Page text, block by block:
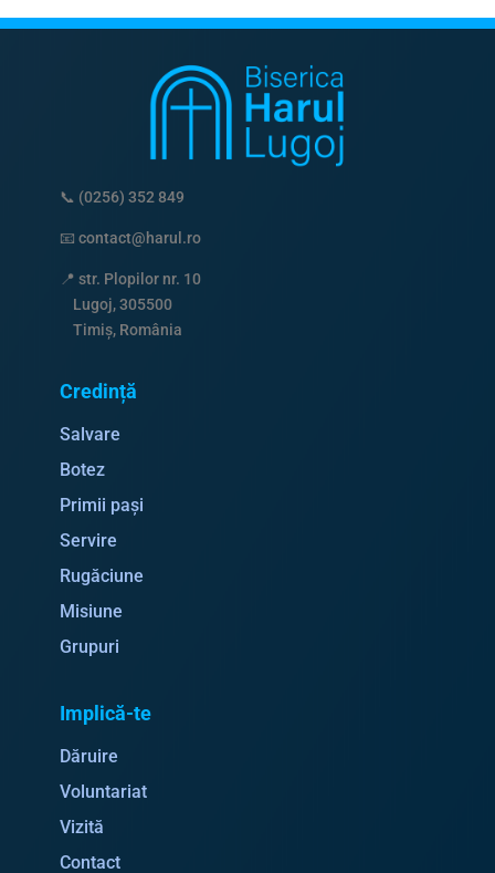
📞 (0256) 352 849
📧 contact@harul.ro
📍 str. Plopilor nr. 10
Lugoj, 305500
Timiș, România
Credință
Salvare
Botez
Primii pași
Servire
Rugăciune
Misiune
Grupuri
Implică-te
Dăruire
Voluntariat
Vizită
Contact